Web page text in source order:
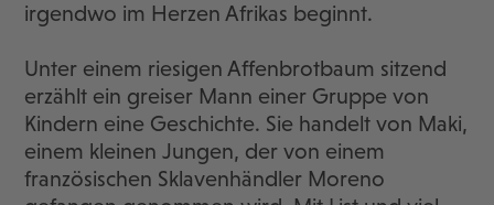
irgendwo im Herzen Afrikas beginnt.
Unter einem riesigen Affenbrotbaum sitzend
erzählt ein greiser Mann einer Gruppe von
Kindern eine Geschichte. Sie handelt von Maki,
einem kleinen Jungen, der von einem
französischen Sklavenhändler Moreno